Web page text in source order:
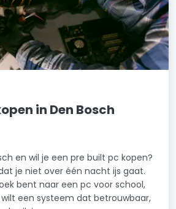
in Den Bosch
en wil je een pre built pc kopen?
je niet over één nacht ijs gaat.
bent naar een pc voor school,
een systeem dat betrouwbaar,